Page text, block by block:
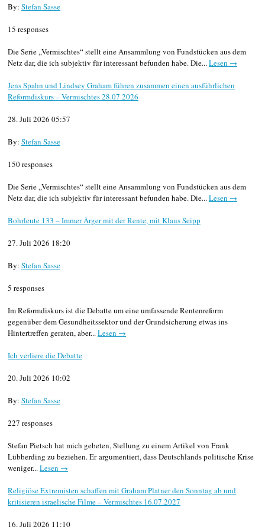
By: Stefan Sasse
15 responses
Die Serie „Vermischtes“ stellt eine Ansammlung von Fundstücken aus dem
Netz dar, die ich subjektiv für interessant befunden habe. Die... Lesen →
Jens Spahn und Lindsey Graham führen zusammen einen ausführlichen
Reformdiskurs – Vermischtes 28.07.2026
28. Juli 2026 05:57
By: Stefan Sasse
150 responses
Die Serie „Vermischtes“ stellt eine Ansammlung von Fundstücken aus dem
Netz dar, die ich subjektiv für interessant befunden habe. Die... Lesen →
Bohrleute 133 – Immer Ärger mit der Rente, mit Klaus Seipp
27. Juli 2026 18:20
By: Stefan Sasse
5 responses
Im Reformdiskurs ist die Debatte um eine umfassende Rentenreform
gegenüber dem Gesundheitssektor und der Grundsicherung etwas ins
Hintertreffen geraten, aber... Lesen →
Ich verliere die Debatte
20. Juli 2026 10:02
By: Stefan Sasse
227 responses
Stefan Pietsch hat mich gebeten, Stellung zu einem Artikel von Frank
Lübberding zu beziehen. Er argumentiert, dass Deutschlands politische Krise
weniger... Lesen →
Religiöse Extremisten schaffen mit Graham Platner den Sonntag ab und
kritisieren israelische Filme – Vermischtes 16.07.2027
16. Juli 2026 11:10